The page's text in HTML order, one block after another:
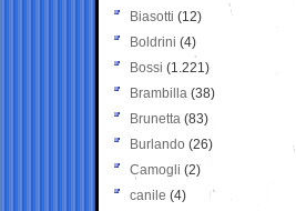
Biasotti (12)
Boldrini (4)
Bossi (1.221)
Brambilla (38)
Brunetta (83)
Burlando (26)
Camogli (2)
canile (4)